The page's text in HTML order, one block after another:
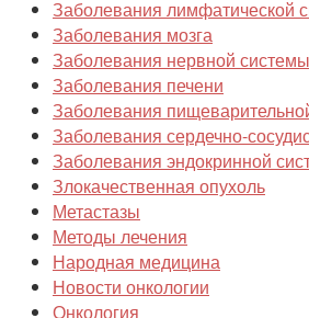
Заболевания лимфатической
Заболевания мозга
Заболевания нервной системы
Заболевания печени
Заболевания
Заболевания сердечно-
Заболевания эндокринной
Злокачественная опухоль
Метастазы
Методы лечения
Народная медицина
Новости онкологии
Онкология